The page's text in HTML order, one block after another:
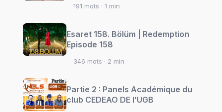
191 mots · 1 min
Esaret 158. Bölüm | Redemption
Episode 158
346 mots · 2 min
Partie 2 : Panels Académique du
club CEDEAO DE l’UGB